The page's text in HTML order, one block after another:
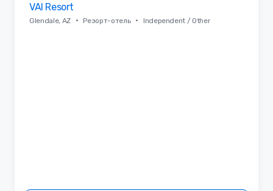
VAI Resort
Glendale, AZ • Резорт-отель • Independent / Other